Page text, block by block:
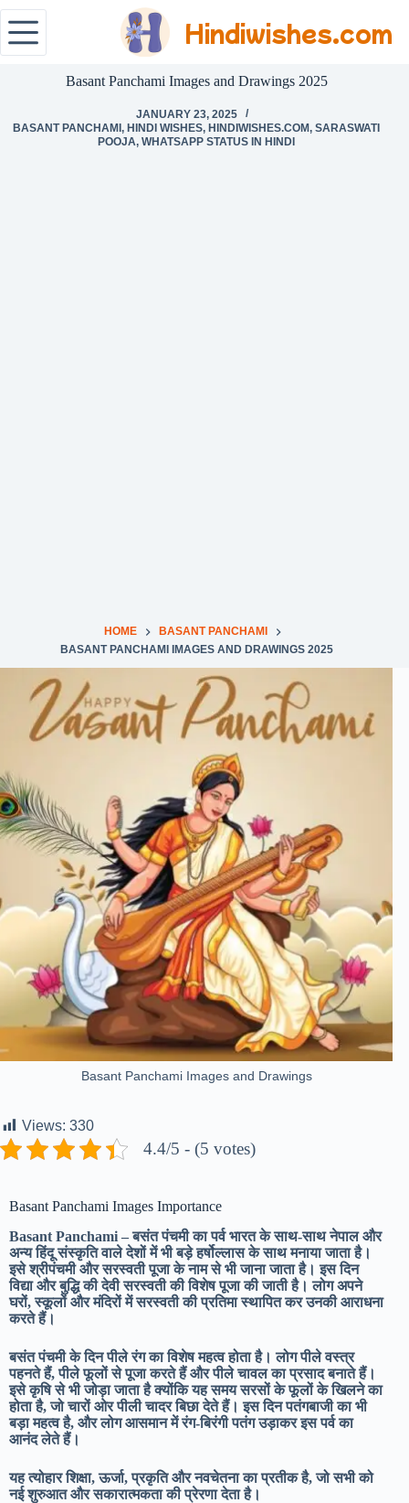
Hindiwishes.com
Basant Panchami Images and Drawings 2025
JANUARY 23, 2025
BASANT PANCHAMI, HINDI WISHES, HINDIWISHES.COM,SARASWATI
POOJA,WHATSAPP STATUS IN HINDI
HOME
BASANT PANCHAMI
BASANT PANCHAMI IMAGES AND DRAWINGS 2025
Basant Panchami Images and Drawings
Views: 330
4.4/5 - (5 votes)
Basant Panchami Images Importance
Basant Panchami – बसंत पंचमी का पर्व भारत के साथ-साथ नेपाल और
अन्य हिंदू संस्कृति वाले देशों में भी बड़े हर्षोल्लास के साथ मनाया जाता है।
इसे श्रीपंचमी और सरस्वती पूजा के नाम से भी जाना जाता है। इस दिन
विद्या और बुद्धि की देवी सरस्वती की विशेष पूजा की जाती है। लोग अपने
घरों, स्कूलों और मंदिरों में सरस्वती की प्रतिमा स्थापित कर उनकी आराधना
करते हैं।
बसंत पंचमी के दिन पीले रंग का विशेष महत्व होता है। लोग पीले वस्त्र
पहनते हैं, पीले फूलों से पूजा करते हैं और पीले चावल का प्रसाद बनाते हैं।
इसे कृषि से भी जोड़ा जाता है क्योंकि यह समय सरसों के फूलों के खिलने का
होता है, जो चारों ओर पीली चादर बिछा देते हैं। इस दिन पतंगबाजी का भी
बड़ा महत्व है, और लोग आसमान में रंग-बिरंगी पतंग उड़ाकर इस पर्व का
आनंद लेते हैं।
यह त्योहार शिक्षा, ऊर्जा, प्रकृति और नवचेतना का प्रतीक है, जो सभी को
नई शुरुआत और सकारात्मकता की प्रेरणा देता है।